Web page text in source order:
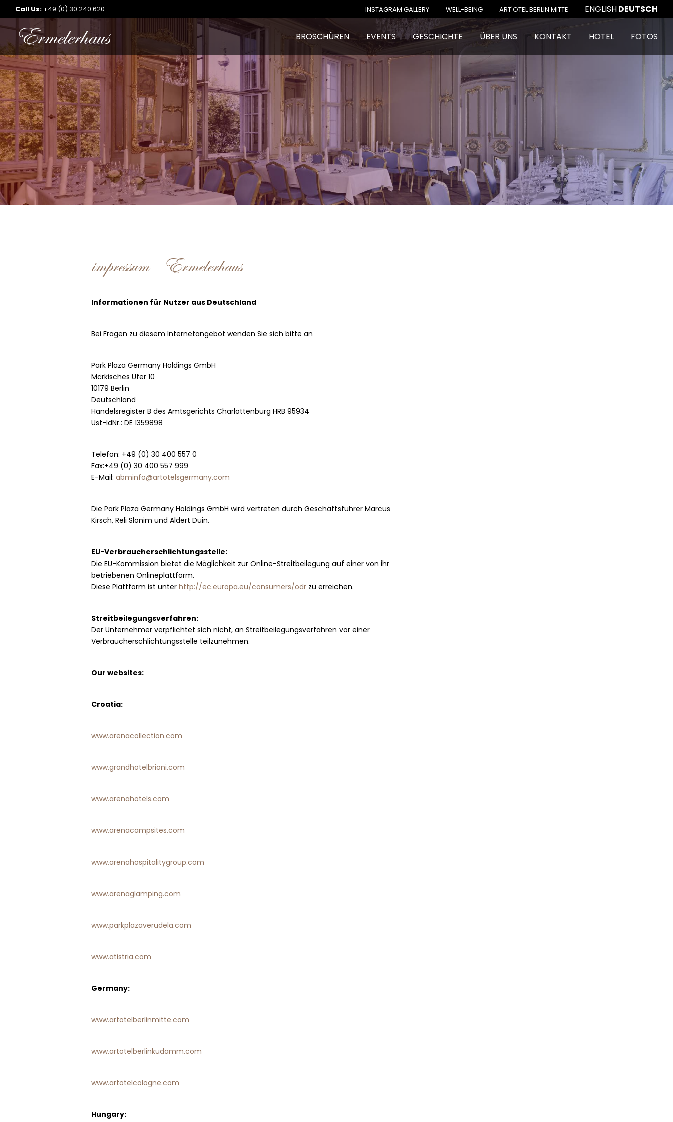
Call Us: +49 (0) 30 240 620 INSTAGRAM GALLERY WELL-BEING ART'OTEL BERLIN MITTE ENGLISHDEUTSCH
Ermelerhaus BROSCHÜREN EVENTS GESCHICHTE ÜBER UNS KONTAKT HOTEL FOTOS
impressum - Ermelerhaus
Informationen für Nutzer aus Deutschland
Bei Fragen zu diesem Internetangebot wenden Sie sich bitte an
Park Plaza Germany Holdings GmbH
Märkisches Ufer 10
10179 Berlin
Deutschland
Handelsregister B des Amtsgerichts Charlottenburg HRB 95934
Ust-IdNr.: DE 1359898
Telefon: +49 (0) 30 400 557 0
Fax:+49 (0) 30 400 557 999
E-Mail: abminfo@artotelsgermany.com
Die Park Plaza Germany Holdings GmbH wird vertreten durch Geschäftsführer Marcus
Kirsch, Reli Slonim und Aldert Duin.
EU-Verbraucherschlichtungsstelle:
Die EU-Kommission bietet die Möglichkeit zur Online-Streitbeilegung auf einer von ihr
betriebenen Onlineplattform.
Diese Plattform ist unter http://ec.europa.eu/consumers/odr zu erreichen.
Streitbeilegungsverfahren:
Der Unternehmer verpflichtet sich nicht, an Streitbeilegungsverfahren vor einer
Verbraucherschlichtungsstelle teilzunehmen.
Our websites:
Croatia:
www.arenacollection.com
www.grandhotelbrioni.com
www.arenahotels.com
www.arenacampsites.com
www.arenahospitalitygroup.com
www.arenaglamping.com
www.parkplazaverudela.com
www.atistria.com
Germany:
www.artotelberlinmitte.com
www.artotelberlinkudamm.com
www.artotelcologne.com
Hungary: